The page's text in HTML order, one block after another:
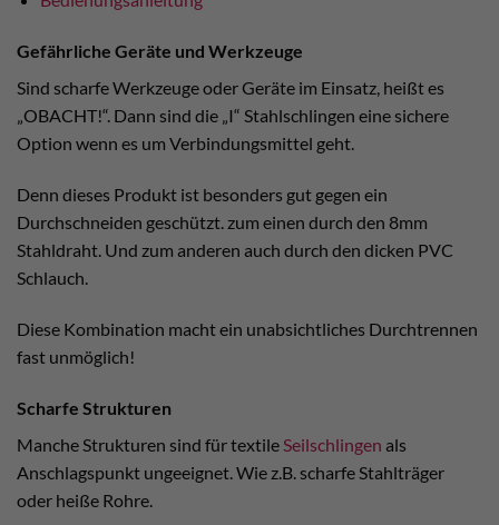
Gefährliche Geräte und Werkzeuge
Sind scharfe Werkzeuge oder Geräte im Einsatz, heißt es
„OBACHT!“. Dann sind die „I“ Stahlschlingen eine sichere
Option wenn es um Verbindungsmittel geht.
Denn dieses Produkt ist besonders gut gegen ein
Durchschneiden geschützt. zum einen durch den 8mm
Stahldraht. Und zum anderen auch durch den dicken PVC
Schlauch.
Diese Kombination macht ein unabsichtliches Durchtrennen
fast unmöglich!
Scharfe Strukturen
Manche Strukturen sind für textile Seilschlingen als
Anschlagspunkt ungeeignet. Wie z.B. scharfe Stahlträger
oder heiße Rohre.